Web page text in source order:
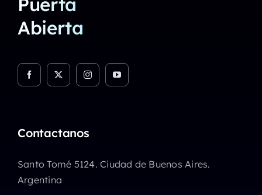
Abierta
Contactanos
Santo Tomé 5124. Ciudad de Buenos Aires.
Argentina